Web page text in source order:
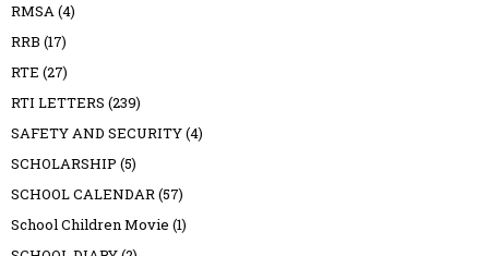
RMSA(4)
RRB (17)
RTE (27)
RTI LETTERS (239)
SAFETY AND SECURITY(4)
SCHOLARSHIP (5)
SCHOOL CALENDAR(57)
School Children Movie (1)